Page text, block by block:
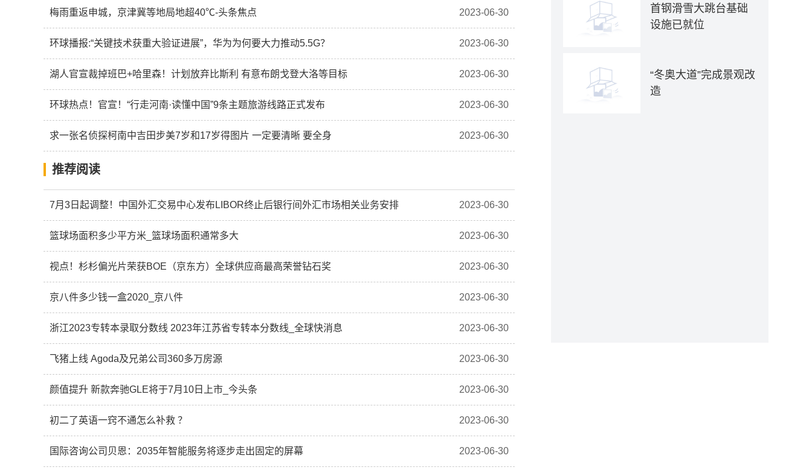
梅雨重返申城，京津冀等地局地超40℃-头条焦点 2023-06-30
环球播报:“关键技术获重大验证进展”，华为为何要大力推动5.5G？ 2023-06-30
湖人官宣裁掉班巴+哈里森！计划放弃比斯利 有意布朗戈登大洛等目标 2023-06-30
环球热点！官宣！“行走河南·读懂中国”9条主题旅游线路正式发布 2023-06-30
求一张名侦探柯南中吉田步美7岁和17岁得图片 一定要清晰 要全身 2023-06-30
推荐阅读
7月3日起调整！中国外汇交易中心发布LIBOR终止后银行间外汇市场相关业务安排 2023-06-30
篮球场面积多少平方米_篮球场面积通常多大 2023-06-30
视点！杉杉偏光片荣获BOE（京东方）全球供应商最高荣誉钻石奖 2023-06-30
京八件多少钱一盒2020_京八件 2023-06-30
浙江2023专转本录取分数线 2023年江苏省专转本分数线_全球快消息 2023-06-30
飞猪上线 Agoda及兄弟公司360多万房源 2023-06-30
颜值提升 新款奔驰GLE将于7月10日上市_今头条 2023-06-30
初二了英语一窍不通怎么补救 ？ 2023-06-30
国际咨询公司贝恩：2035年智能服务将逐步走出固定的屏幕 2023-06-30
推动全面依法治国新
实践
首钢滑雪大跳台基础
设施已就位
“冬奥大道”完成景观改
造